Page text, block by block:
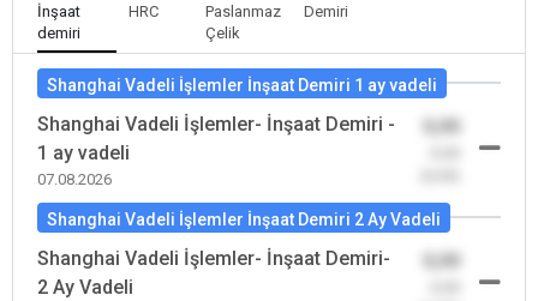
İnşaat
demiri
HRC
Paslanmaz
Çelik
Demiri
Shanghai Vadeli İşlemler İnşaat Demiri 1 ay vadeli
Shanghai Vadeli İşlemler- İnşaat Demiri -
1 ay vadeli
07.08.2026
Shanghai Vadeli İşlemler İnşaat Demiri 2 Ay Vadeli
Shanghai Vadeli İşlemler- İnşaat Demiri-
2 Ay Vadeli